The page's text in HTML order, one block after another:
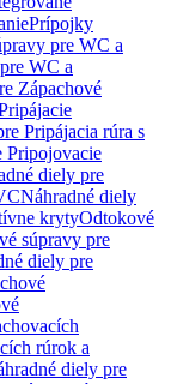
Prípojky
pre WC a
WC a
Zápachové
Pripájacia rúra s
Pripojovacie
diely pre
Náhradné diely
krytyOdtokové
súpravy pre
diely pre
rúrok a
diely pre